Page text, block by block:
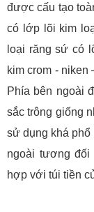
được cấu tạo
có lớp lõi kim
loại răng sứ có
kim crom - niken
Phía bên ngoài
sắc trông giống
sử dụng khá phổ
ngoài tương đối
hợp với túi tiền